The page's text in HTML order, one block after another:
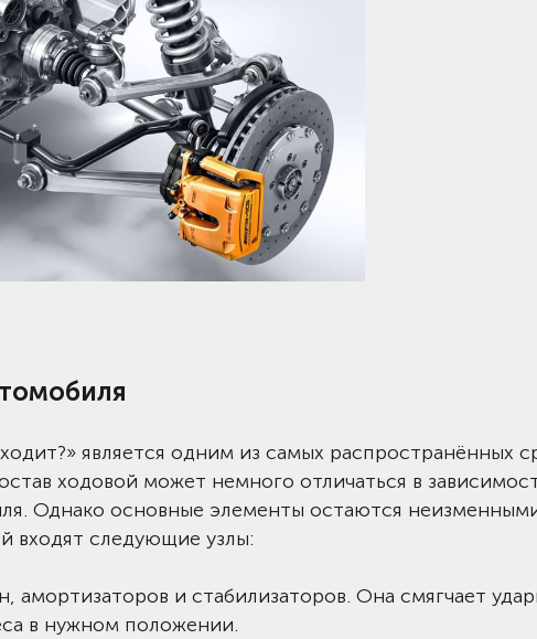
является одним из самых распространённых
ходовой может немного отличаться в
Однако основные элементы остаются
входят следующие узлы:
амортизаторов и стабилизаторов. Она смягчает
в нужном положении.